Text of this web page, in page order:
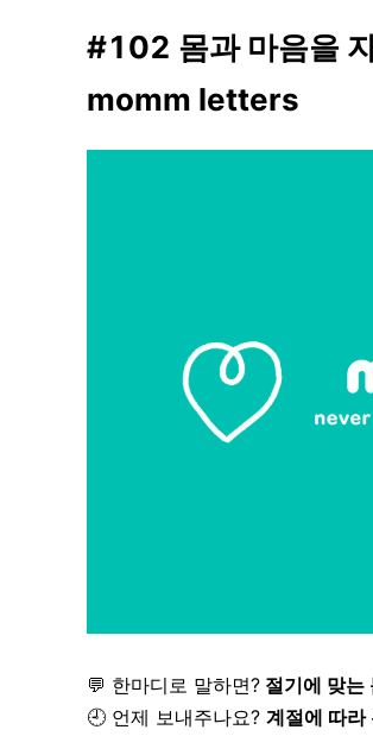
#102 몸과 마음을
momm letters
💬 한마디로 말하면? 절기에 맞는
🕘 언제 보내주나요? 계절에 따라